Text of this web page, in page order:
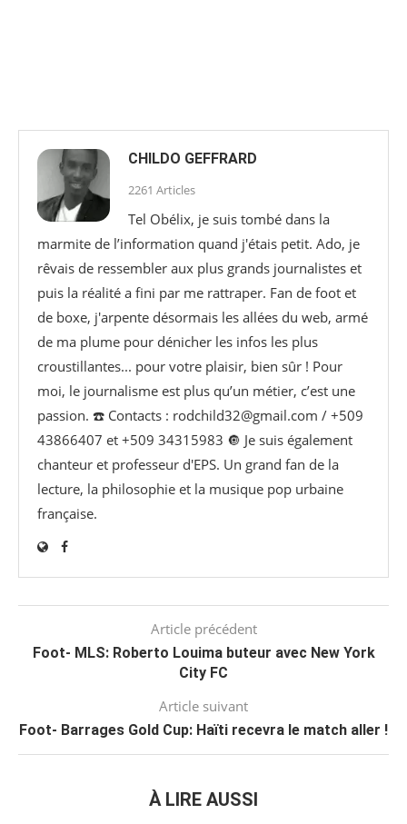
CHILDO GEFFRARD
2261 Articles
Tel Obélix, je suis tombé dans la
marmite de l’information quand j'étais petit. Ado, je
rêvais de ressembler aux plus grands journalistes et
puis la réalité a fini par me rattraper. Fan de foot et
de boxe, j'arpente désormais les allées du web, armé
de ma plume pour dénicher les infos les plus
croustillantes... pour votre plaisir, bien sûr ! Pour
moi, le journalisme est plus qu’un métier, c’est une
passion. ☎️ Contacts : rodchild32@gmail.com / +509
43866407 et +509 34315983 🔘 Je suis également
chanteur et professeur d'EPS. Un grand fan de la
lecture, la philosophie et la musique pop urbaine
française.
Article précédent
Foot- MLS: Roberto Louima buteur avec New York
City FC
Article suivant
Foot- Barrages Gold Cup: Haïti recevra le match aller !
À LIRE AUSSI